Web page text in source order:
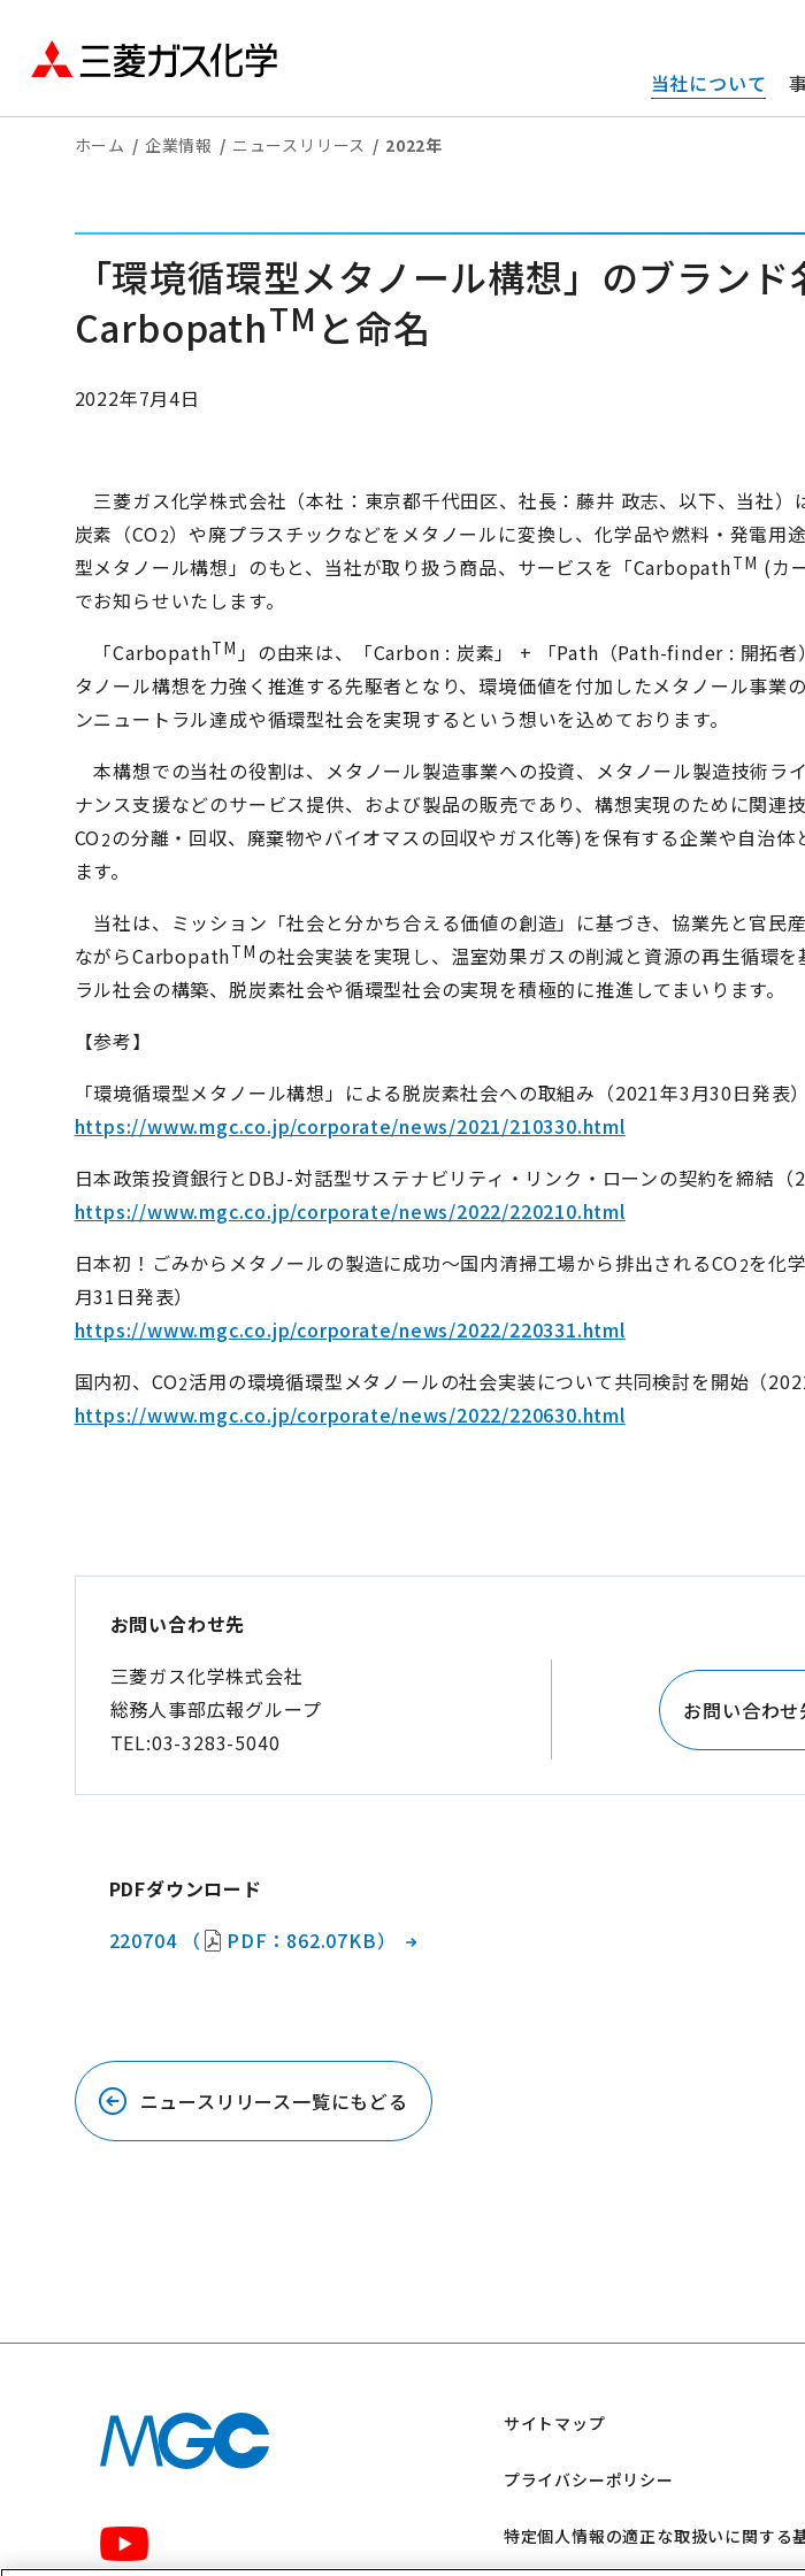
当社について
ホーム 企業情報 ニュースリリース 2022年
「環境循環型メタノール構想」のブランド
CarbopathTM と命名
2022年7月4日
三菱ガス化学株式会社（本社：東京都千代田区、社長：藤井 政志、以下、当社）
炭素（CO 2）や廃プラスチックなどをメタノールに変換し、化学品や燃料・発電用
型メタノール構想」のもと、当社が取り扱う商品、サービスを「CarbopathTM (カ
でお知らせいたします。
「CarbopathTM 」の由来は、「Carbon : 炭素」 + 「Path（Path-finder : 開拓者
タノール構想を力強く推進する先駆者となり、環境価値を付加したメタノール事業
ンニュートラル達成や循環型社会を実現するという想いを込めております。
本構想での当社の役割は、メタノール製造事業への投資、メタノール製造技術ラ
ナンス支援などのサービス提供、および製品の販売であり、構想実現のために関連
CO 2の分離・回収、廃棄物やバイオマスの回収やガス化等)を保有する企業や自治体
ます。
当社は、ミッション「社会と分かち合える価値の創造」に基づき、協業先と官民
ながらCarbopathTM の社会実装を実現し、温室効果ガスの削減と資源の再生循環
ラル社会の構築、脱炭素社会や循環型社会の実現を積極的に推進してまいります。
【参考】
「環境循環型メタノール構想」による脱炭素社会への取組み（2021年3月30日発表）
https://www.mgc.co.jp/corporate/news/2021/210330.html
日本政策投資銀行とDBJ-対話型サステナビリティ・リンク・ローンの契約を締結（
https://www.mgc.co.jp/corporate/news/2022/220210.html
日本初！ごみからメタノールの製造に成功～国内清掃工場から排出されるCO 2を化
月31日発表）
https://www.mgc.co.jp/corporate/news/2022/220331.html
国内初、CO2活用の環境循環型メタノールの社会実装について共同検討を開始（
https://www.mgc.co.jp/corporate/news/2022/220630.html
お問い合わせ先
三菱ガス化学株式会社
総務人事部広報グループ
TEL:03-3283-5040
お問い合わせ
PDFダウンロード
220704 （
PDF：862.07KB）
ニュースリリース一覧にもどる
サイトマップ
プライバシーポリシー
特定個人情報の適正な取扱いに関する